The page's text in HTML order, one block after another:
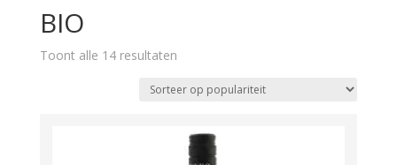
BIO
Toont alle 14 resultatenGesorteerd
populariteit